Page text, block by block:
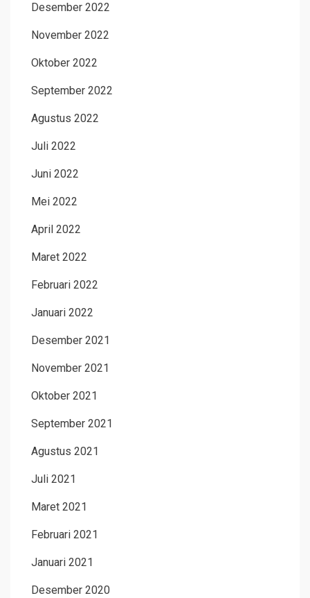
Desember 2022
November 2022
Oktober 2022
September 2022
Agustus 2022
Juli 2022
Juni 2022
Mei 2022
April 2022
Maret 2022
Februari 2022
Januari 2022
Desember 2021
November 2021
Oktober 2021
September 2021
Agustus 2021
Juli 2021
Maret 2021
Februari 2021
Januari 2021
Desember 2020